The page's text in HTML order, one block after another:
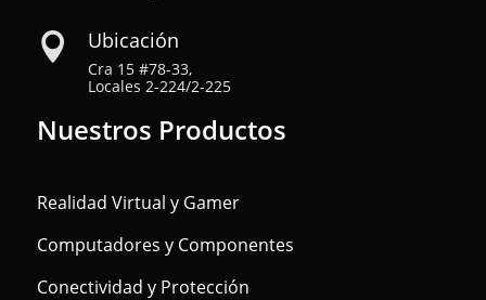
 Ubicación
Cra 15 #78-33,
Locales 2-224/2-225
Nuestros Productos
Realidad Virtual y Gamer
Computadores y Componentes
Conectividad y Protección